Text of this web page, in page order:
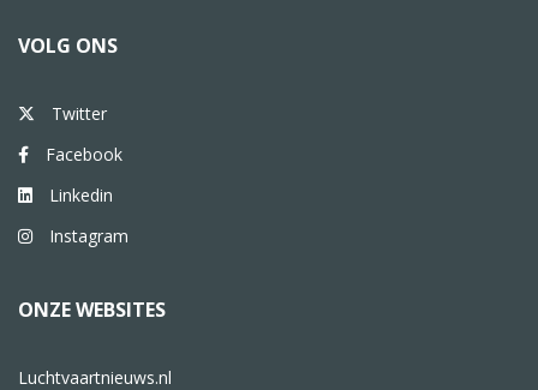
VOLG ONS
Twitter
Facebook
Linkedin
Instagram
ONZE WEBSITES
Luchtvaartnieuws.nl